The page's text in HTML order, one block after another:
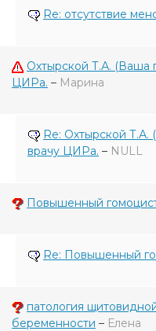
Re: отсутствие
Охтырской Т.А. (Ваша
ЦИРа. – Марина
Re: Охтырской Т.А.
врачу ЦИРа. – NULL
Повышенный
Re: Повышенный
патология
беременности – Елена